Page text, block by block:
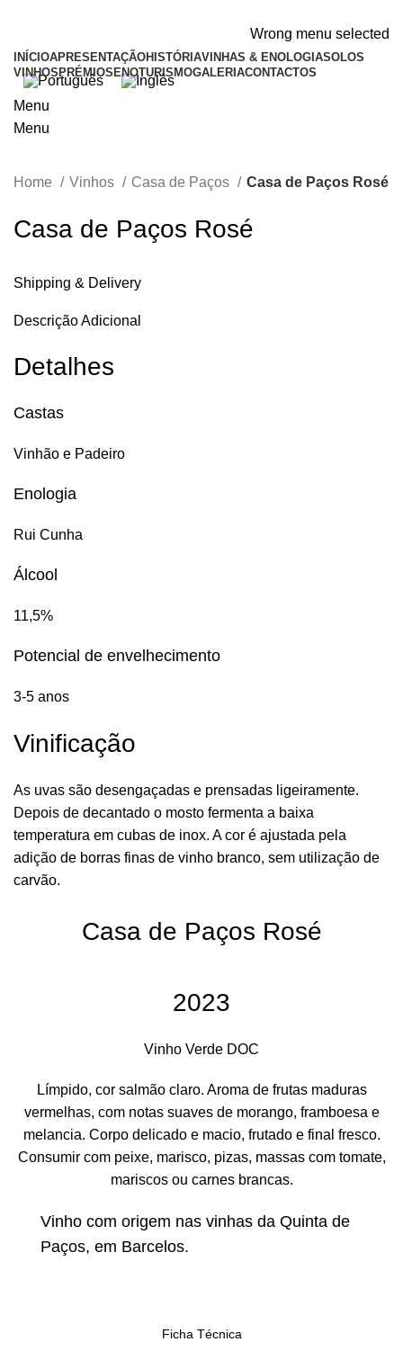
Wrong menu selected
Menu
Menu
Home Vinhos Casa de Paços Casa de Paços Rosé
Casa de Paços Rosé
Shipping & Delivery
Descrição Adicional
Detalhes
Castas
Vinhão e Padeiro
Enologia
Rui Cunha
Álcool
11,5%
Potencial de envelhecimento
3-5 anos
Vinificação
As uvas são desengaçadas e prensadas ligeiramente.
Depois de decantado o mosto fermenta a baixa
temperatura em cubas de inox. A cor é ajustada pela
adição de borras finas de vinho branco, sem utilização de
carvão.
Casa de Paços Rosé
2023
Vinho Verde DOC
Límpido, cor salmão claro. Aroma de frutas maduras
vermelhas, com notas suaves de morango, framboesa e
melancia. Corpo delicado e macio, frutado e final fresco.
Consumir com peixe, marisco, pizas, massas com tomate,
mariscos ou carnes brancas.
Vinho com origem nas vinhas da Quinta de
Paços, em Barcelos.
Ficha Técnica
INÍCIOAPRESENTAÇÃOHISTÓRIAVINHAS & ENOLOGIASOLOS
VINHOS PRÉMIOS ENOTURISMOGALERIACONTACTOS